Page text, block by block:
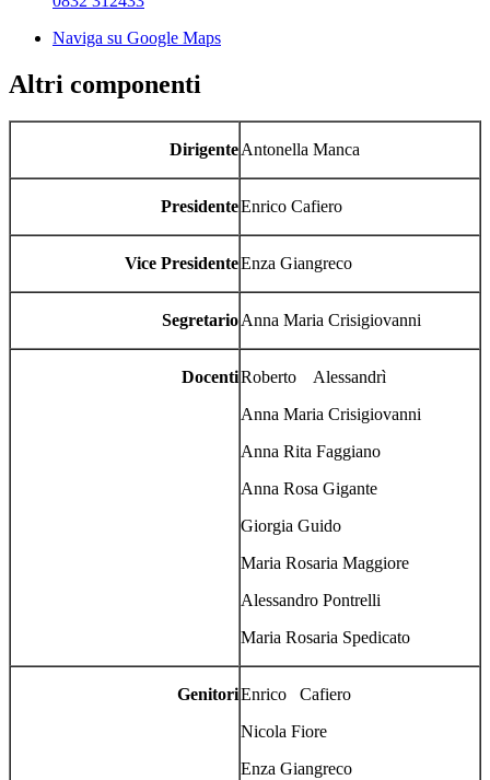
Naviga su Google Maps
Altri componenti
DirigenteAntonella Manca
PresidenteEnrico Cafiero
Vice PresidenteEnza Giangreco
SegretarioAnna Maria Crisigiovanni
DocentiRoberto Alessandrì
Anna Maria Crisigiovanni
Anna Rita Faggiano
Anna Rosa Gigante
Giorgia Guido
Maria Rosaria Maggiore
Alessandro Pontrelli
Maria Rosaria Spedicato
GenitoriEnrico Cafiero
Nicola Fiore
Enza Giangreco